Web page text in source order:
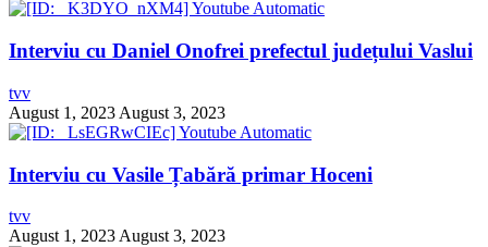
Interviu cu Daniel Onofrei prefectul județului Vaslui
tvv
August 1, 2023 August 3, 2023
Interviu cu Vasile Țabără primar Hoceni
tvv
August 1, 2023 August 3, 2023